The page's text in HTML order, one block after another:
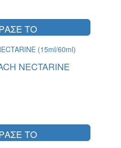
ΤΟ
NECTARINE
ΤΟ